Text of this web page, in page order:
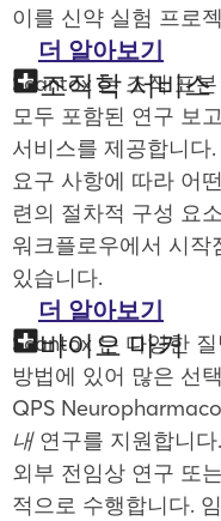
이를 신약 실험 프로
더 알아보기
조직학 서비스
Scantox 는 조직 표
모두 포함된 연구 보
서비스를 제공합니다
요구 사항에 따라 어
련의 절차적 구성 요
워크플로우에서 시작
있습니다.
더 알아보기
바이오 마커
Scantox 는 다양한
방법에 있어 많은 선
QPS
내연구를 지원합니
외부 전임상 연구 또
적으로 수행합니다.